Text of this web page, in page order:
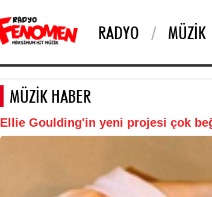
RADYO MÜZIK
MÜZİK HABER
Ellie Goulding'in yeni projesi çok